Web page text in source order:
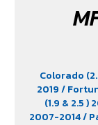
Colorado
2019/
(1.9 & 2.5 )
2007-2014/